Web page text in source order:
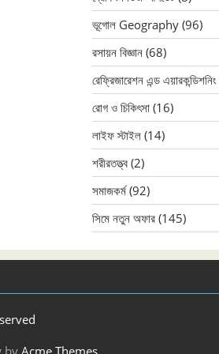
ভূগোল Geography (96)
রসায়ন বিজ্ঞান (68)
রেফ্রিজারেশন এন্ড এয়ারকন্ডিশনিং
রোগ ও চিকিৎসা (16)
লাইফ স্টাইল (14)
শরীরতত্ত্ব (2)
সমাজকর্ম(92)
সিমে নতুন ‍অফার (145)
by Acme Themes